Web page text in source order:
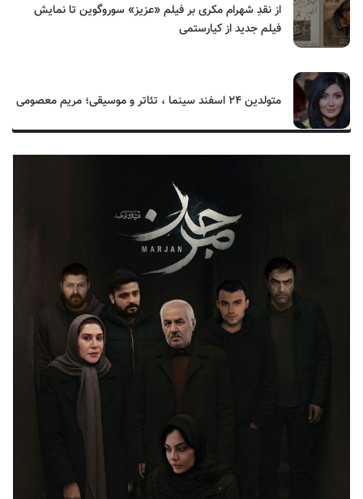
از نقدِ شهرام مکری بر فیلم «عزیز» سوروگوین تا نمایش
فیلم جدید از کیارستمی
متولدین ۲۴ اسفند سینما ، تئاتر و موسیقی؛ مریم معصومی